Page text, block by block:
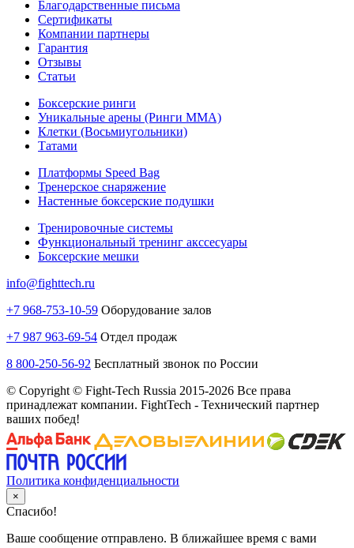
Благодарственные письма
Сертификаты
Компании партнеры
Гарантия
Отзывы
Статьи
Боксерские ринги
Уникальные арены (Ринги ММА)
Клетки (Восьмиугольники)
Татами
Платформы Speed Bag
Тренерское снаряжение
Настенные боксерские подушки
Тренировочные системы
Функциональный тренинг акссесуары
Боксерские мешки
info@fighttech.ru
+7 968-753-10-59 Оборудование залов
+7 987 963-69-54 Отдел продаж
8 800-250-56-92 Бесплатный звонок по России
© Copyright © Fight-Tech Russia 2015-2026 Все права
принадлежат компании. FightTech - Технический партнер
ваших побед!
Политика конфиденциальности
×
Спасибо!
Ваше сообщение отправлено. В ближайшее время с вами